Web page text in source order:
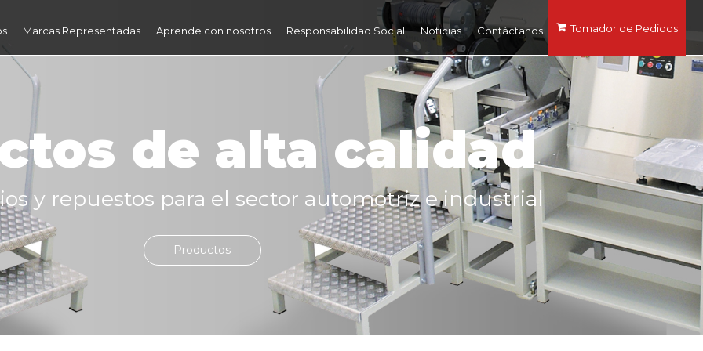
Marcas Representadas Aprende con nosotros Responsabilidad Social Noticias Contáctanos Tomador de Pedidos
de alta calidad
y repuestos para el sector automotriz e industrial
Productos